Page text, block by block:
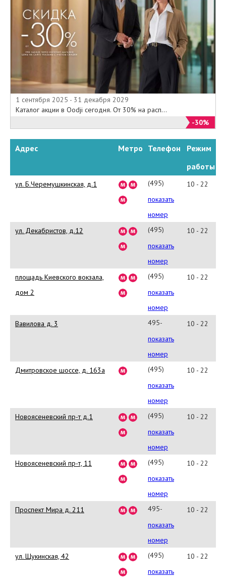
1 сентября 2025 - 31 декабря 2029
Каталог акции в Oodji сегодня. От 30% на расп...
-30%
Адрес Метро Телефон
Режим
работы
ул. Б.Черемушкинская, д.1
(495)
980-
2445
показать
номер
10 - 22
ул. Декабристов, д.12
(495)
745-
5042
показать
номер
10 - 22
площадь Киевского вокзала,
дом 2
(495)
229-
2740
показать
номер
10 - 22
Вавилова д. 3
495-
730-
00-
48
показать
номер
10 - 22
Дмитровское шоссе, д. 163а
(495)
988-
0392
показать
номер
10 - 22
Новоясеневский пр-т д.1
(495)
661-
7835
показать
номер
10 - 22
Новоясеневский пр-т, 11
(495)
380-
1694
показать
номер
10 - 22
Проспект Мира д. 211
495-
665-
13-
51
показать
номер
10 - 22
ул. Щукинская, 42
(495)
229-
показать
10 - 22